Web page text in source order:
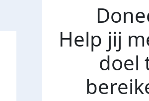
Help jij
doel